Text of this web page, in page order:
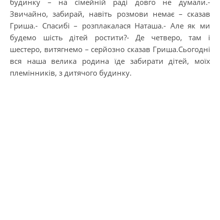
Звичайно, забирай, навіть розмови немає – сказав
Гриша.- Спасибі – розплакалася Наташа.- Але як ми
будемо шість дітей ростити?- Де четверо, там і
шестеро, витягнемо – серйозно сказав Гриша.Сьогодні
вся наша велика родина їде забирати дітей, моїх
племінників, з дитячого будинку.